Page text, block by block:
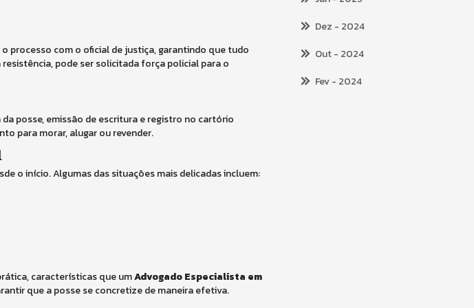
processo com o oficial de justiça, garantindo que tudo
pode ser solicitada força policial para o
posse, emissão de escritura e registro no cartório
para morar, alugar ou revender.
o início. Algumas das situações mais delicadas incluem:
características que umAdvogado Especialista em
que a posse se concretize de maneira efetiva.
Dez - 2024
Out- 2024
Fev- 2024